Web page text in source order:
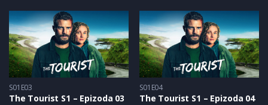
S01E03
The Tourist S1 – Epizoda 03
S01E04
The Tourist S1 – Epizoda 04